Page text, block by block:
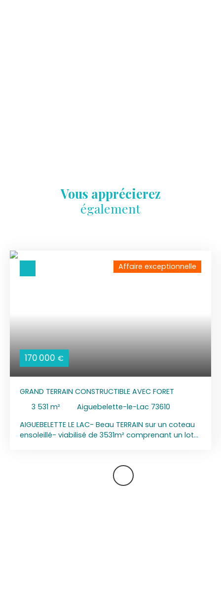
Vous apprécierez
également
170 000 €
Affaire exceptionnelle
GRAND TERRAIN CONSTRUCTIBLE AVEC FORET
3 531 m²
Aiguebelette-le-Lac 73610
AIGUEBELETTE LE LAC- Beau TERRAIN sur un coteau
ensoleillé- viabilisé de 3531m² comprenant un lot
partie d'un permis d'aménager viabilisé avec eau,
électricité, tout à l'égout, tel, - ERP : Etude réalisée
aléa Argile Moyen - Seïsme 4/5-PPRN approuvé